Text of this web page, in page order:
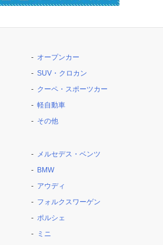
オープンカー
SUV・クロカン
クーペ・スポーツカー
軽自動車
その他
メルセデス・ベンツ
BMW
アウディ
フォルクスワーゲン
ポルシェ
ミニ